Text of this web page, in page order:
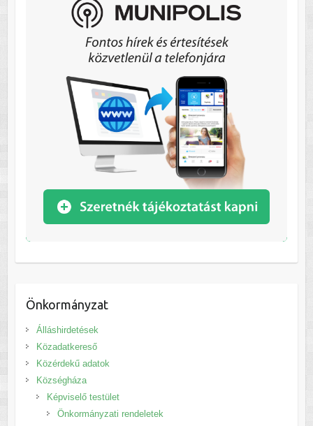
Önkormányzat
Álláshirdetések
Közadatkereső
Közérdekű adatok
Községháza
Képviselő testület
Önkormányzati rendeletek